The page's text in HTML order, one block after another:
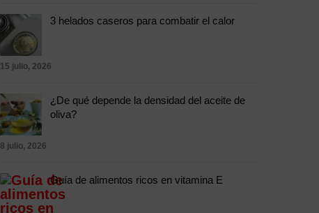
3 helados caseros para combatir el calor
15 julio, 2026
¿De qué depende la densidad del aceite de
oliva?
8 julio, 2026
Guía de alimentos ricos en vitamina E